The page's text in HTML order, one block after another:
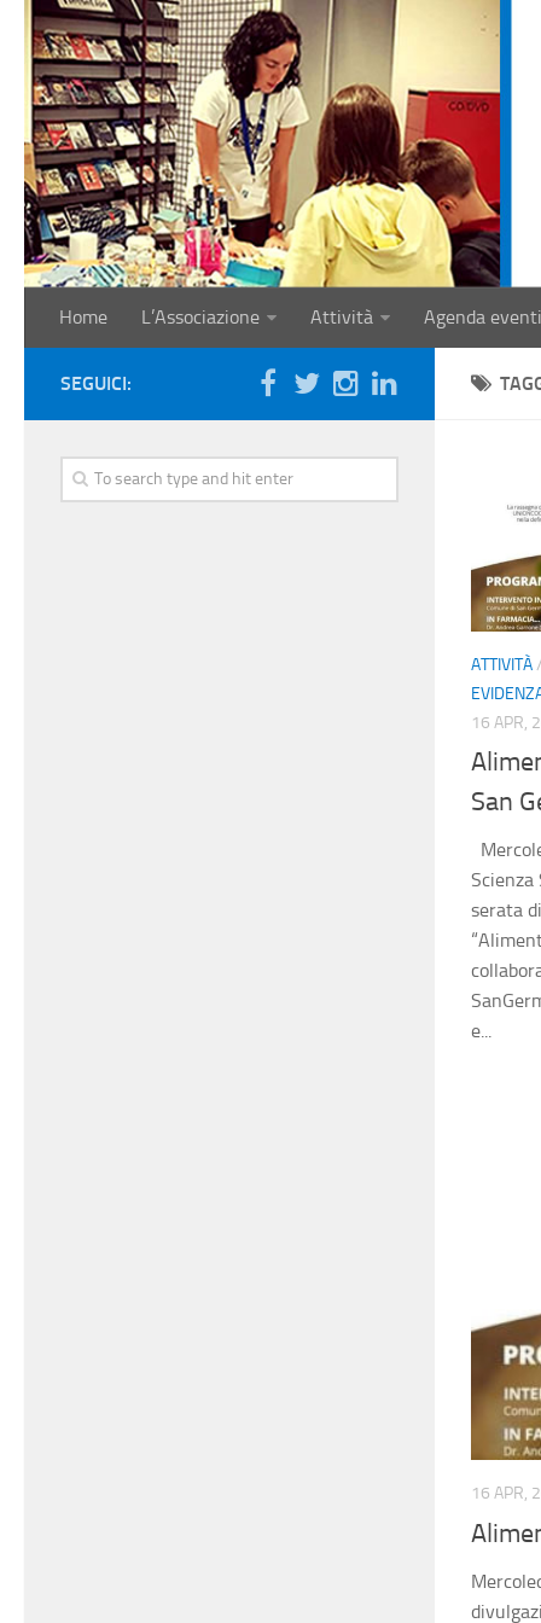
Home L’Associazione Attività Agenda eventi
ATTIVITÀ/
16 APR,
San
Scienza
serata
e...
16 APR,
SEGUICI: